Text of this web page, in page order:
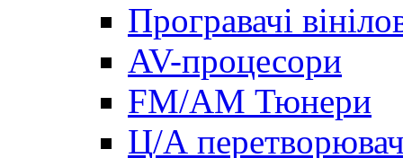
Програвачі
AV-процесори
FM/AM Тюнери
Ц/А